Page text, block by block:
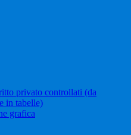
privato controllati (da
in tabelle)
grafica